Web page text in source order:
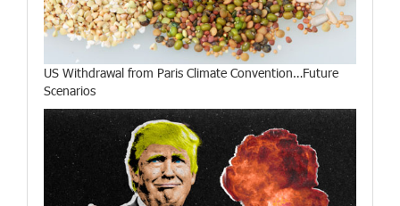
US Withdrawal from Paris Climate Convention…Future
Scenarios